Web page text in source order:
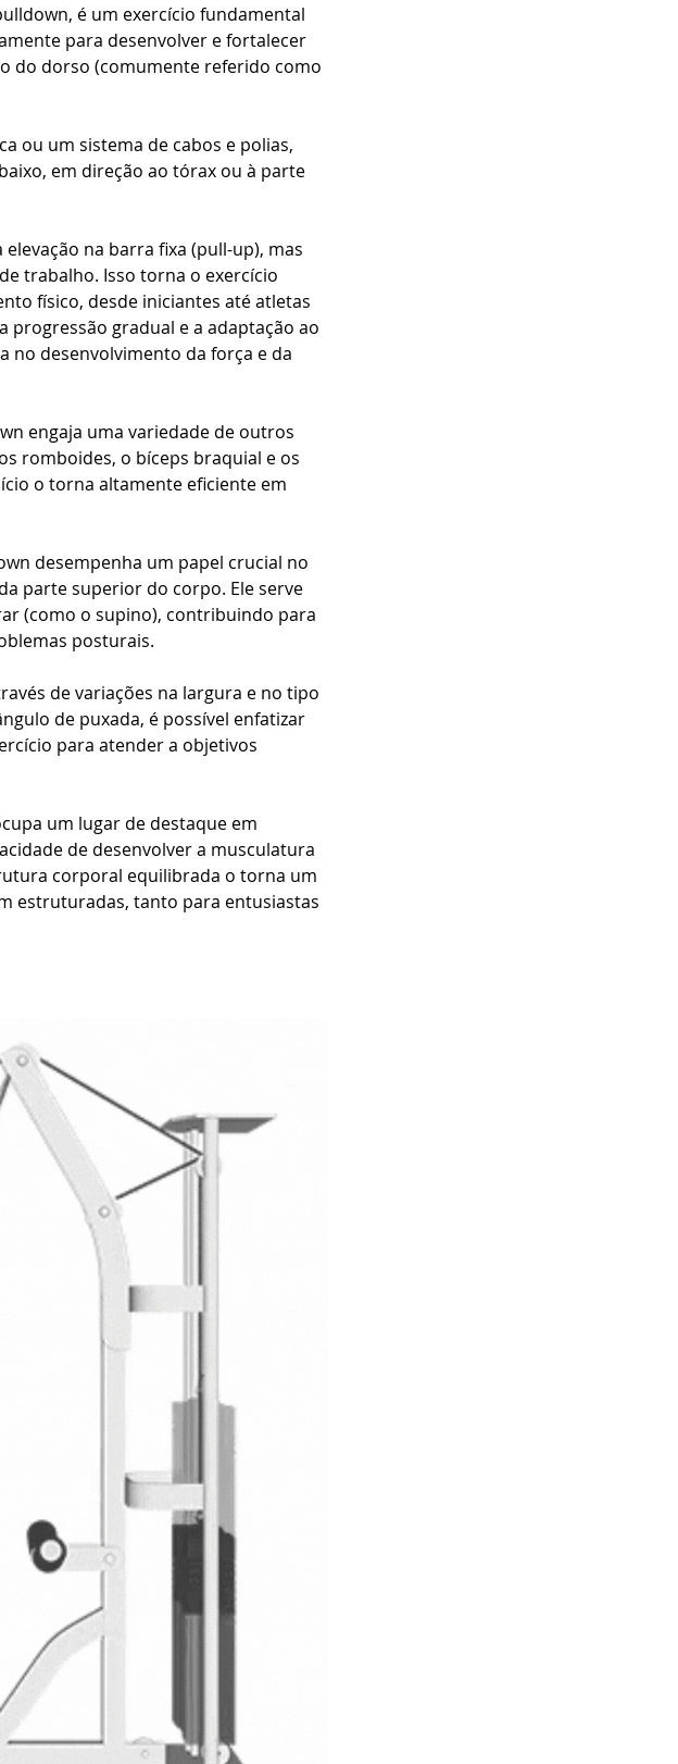
é um exercício fundamental
para desenvolver e fortalecer
do dorso (comumente referido como
ou um sistema de cabos e polias,
em direção ao tórax ou à parte
na barra fixa (pull-up), mas
trabalho. Isso torna o exercício
físico, desde iniciantes até atletas
progressão gradual e a adaptação ao
desenvolvimento da força e da
engaja uma variedade de outros
romboides, o bíceps braquial e os
o torna altamente eficiente em
desempenha um papel crucial no
parte superior do corpo. Ele serve
(como o supino), contribuindo para
posturais.
de variações na largura e no tipo
de puxada, é possível enfatizar
para atender a objetivos
um lugar de destaque em
de desenvolver a musculatura
corporal equilibrada o torna um
estruturadas, tanto para entusiastas